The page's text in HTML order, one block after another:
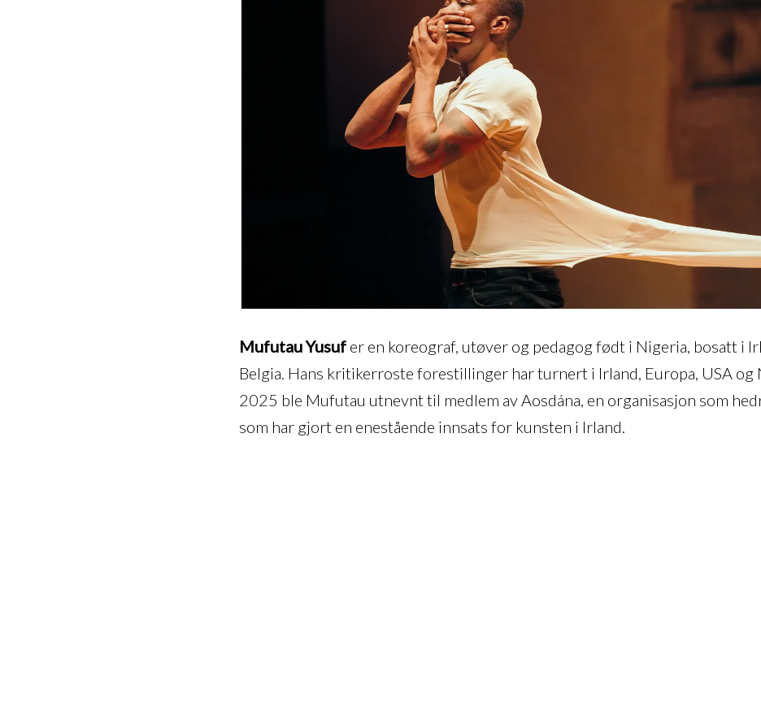
Mufutau Yusuf er en koreograf, utøver og pedagog født i Nigeria, bosatt i
Belgia. Hans kritikerroste forestillinger har turnert i Irland, Europa, USA og
2025 ble Mufutau utnevnt til medlem av Aosdána, en organisasjon som
som har gjort en enestående innsats for kunsten i Irland.